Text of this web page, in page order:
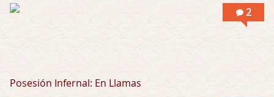
2
Posesión Infernal: En Llamas